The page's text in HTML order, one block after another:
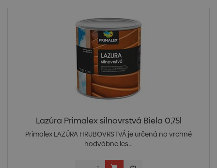
Lazúra Primalex silnovrstvá Biela 0,75l
Primalex LAZÚRA HRUBOVRSTVÁ je určená na vrchné
hodvábne les...